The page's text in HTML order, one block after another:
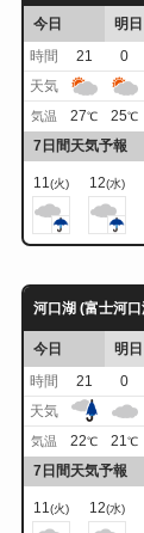
今日 明日
時間
21 0
天気
気温 27℃ 25℃
7日間天気予報
11(火) 12(水)
河口湖 (富士河
今日 明日
時間
21 0
天気
気温 22℃ 21℃
7日間天気予報
11(火) 12(水)